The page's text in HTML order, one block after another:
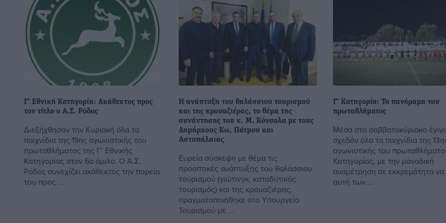
Γ’ Εθνική Κατηγορία: Ακάθεκτος προς
τον τίτλο ο Α.Σ. Ρόδος
Διεξήχθησαν την Κυριακή όλα τα
παιχνίδια της 19ης αγωνιστικής του
πρωταθλήματος της Γ’ Εθνικής
Κατηγορίας στον 6ο όμιλο. Ο Α.Σ.
Ρόδος συνεχίζει ακάθεκτος την πορεία
του προς ...
Η ανάπτυξη του θαλάσσιου τουρισμού
και της κρουαζιέρας, το θέμα της
συνάντησης του κ. Μ. Κόνσολα με τους
Δημάρχους Κω, Πάτμου και
Αστυπάλαιας
Ευρεία σύσκεψη με θέμα τις
προοπτικές ανάπτυξης του θαλάσσιου
τουρισμού (γιώτινγκ, καταδυτικός
τουρισμός) και της κρουαζιέρας,
πραγματοποιήθηκε στο Υπουργείο
Τουρισμού με ...
Γ’ Κατηγορία: Το πανόραμα του
πρωταθλήματος
Μέσα στο σαββατοκύριακο
σχεδόν όλα τα παιχνίδια της
αγωνιστικής του
Κατηγορίας, με την μοναδική
αναμέτρηση σε εκκρεμότητα να
αυτή των ...